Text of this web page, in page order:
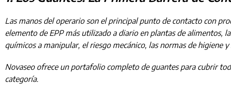
Las manos del operario son el principal punto de contacto con
elemento de EPP más utilizado a diario en plantas de alimentos,
químicos a manipular, el riesgo mecánico, las normas de higiene
Novaseo ofrece un portafolio completo de guantes para cubrir
categoría.